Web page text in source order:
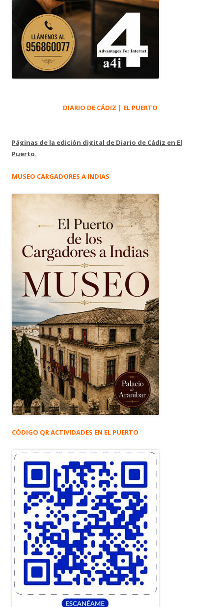
DIARIO DE CÁDIZ | EL PUERTO
Páginas de la edición digital de Diario de Cádiz en El
Puerto.
MUSEO CARGADORES A INDIAS
CÓDIGO QR ACTIVIDADES EN EL PUERTO